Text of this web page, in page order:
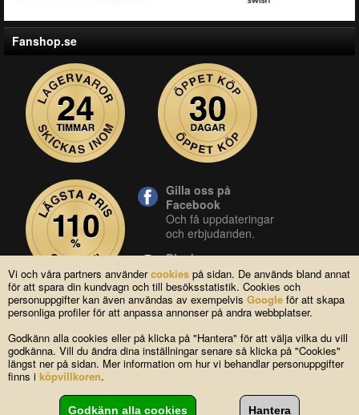
Vi och våra partners användercookies på sidan. De används bland annat
för att spara din kundvagn och till besöksstatistik. Cookies och
personuppgifter kan även användas av exempelvis Google för att skapa
personliga profiler för att anpassa annonser på andra webbplatser.
Godkänn alla cookies eller på klicka på "Hantera" för att välja vilka du vill
godkänna. Vill du ändra dina inställningar senare så klicka på "Cookies"
längst ner på sidan. Mer information om hur vi behandlar personuppgifter
finns i köpvillkoren.
Fanshop.se
Gilla oss på
Facebook
Och få uppdateringar
och erbjudanden.
Blocket
Vår butik på blocket.
YouTube
Se våra produkter live
Copyright © 2004-2026 Lagsidan AB
FAQ|Om oss|Köpvillkor|Cookies |Kontakta oss